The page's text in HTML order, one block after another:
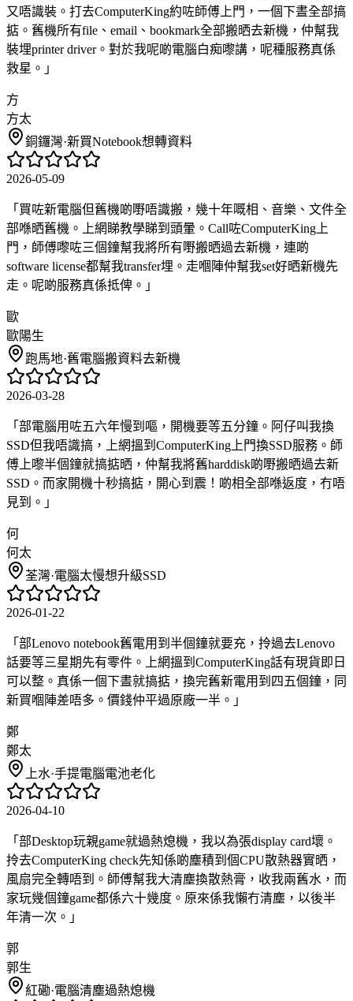
又唔識裝。打去ComputerKing約咗師傅上門，一個下晝全部搞
掂。舊機所有file、email、bookmark全部搬晒去新機，仲幫我
裝埋printer driver。對於我呢啲電腦白痴嚟講，呢種服務真係
救星。 」
方
方太
銅鑼灣·新買Notebook想轉資料
2026-05-09
「 買咗新電腦但舊機啲嘢唔識搬，幾十年嘅相、音樂、文件全
部喺晒舊機。上網睇教學睇到頭暈。Call咗ComputerKing上
門，師傅嚟咗三個鐘幫我將所有嘢搬晒過去新機，連啲
software license都幫我transfer埋。走嗰陣仲幫我set好晒新機先
走。呢啲服務真係抵俾。 」
歐
歐陽生
跑馬地·舊電腦搬資料去新機
2026-03-28
「 部電腦用咗五六年慢到嘔，開機要等五分鐘。阿仔叫我換
SSD但我唔識搞，上網搵到ComputerKing上門換SSD服務。師
傅上嚟半個鐘就搞掂晒，仲幫我將舊harddisk啲嘢搬晒過去新
SSD。而家開機十秒搞掂，開心到震！啲相全部喺返度，冇唔
見到。 」
何
何太
荃灣·電腦太慢想升級SSD
2026-01-22
「 部Lenovo notebook舊電用到半個鐘就要充，拎過去Lenovo
話要等三星期先有零件。上網搵到ComputerKing話有現貨即日
可以整。真係一個下晝就搞掂，換完舊新電用到四五個鐘，同
新買嗰陣差唔多。價錢仲平過原廠一半。 」
鄭
鄭太
上水·手提電腦電池老化
2026-04-10
「 部Desktop玩親game就過熱熄機，我以為張display card壞。
拎去ComputerKing check先知係啲塵積到個CPU散熱器實晒，
風扇完全轉唔到。師傅幫我大清塵換散熱膏，收我兩舊水，而
家玩幾個鐘game都係六十幾度。原來係我懶冇清塵，以後半
年清一次。 」
郭
郭生
紅磡·電腦清塵過熱熄機